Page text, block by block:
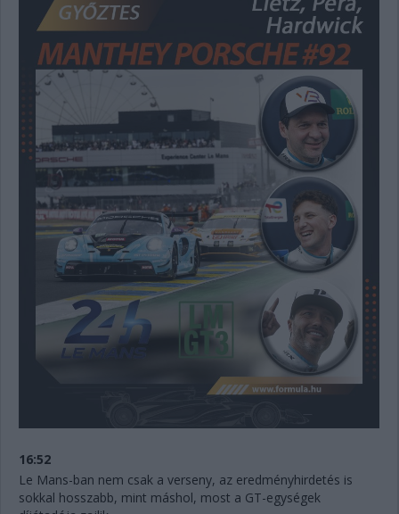
16:52
Le Mans-ban nem csak a verseny, az eredményhirdetés is
sokkal hosszabb, mint máshol, most a GT-egységek